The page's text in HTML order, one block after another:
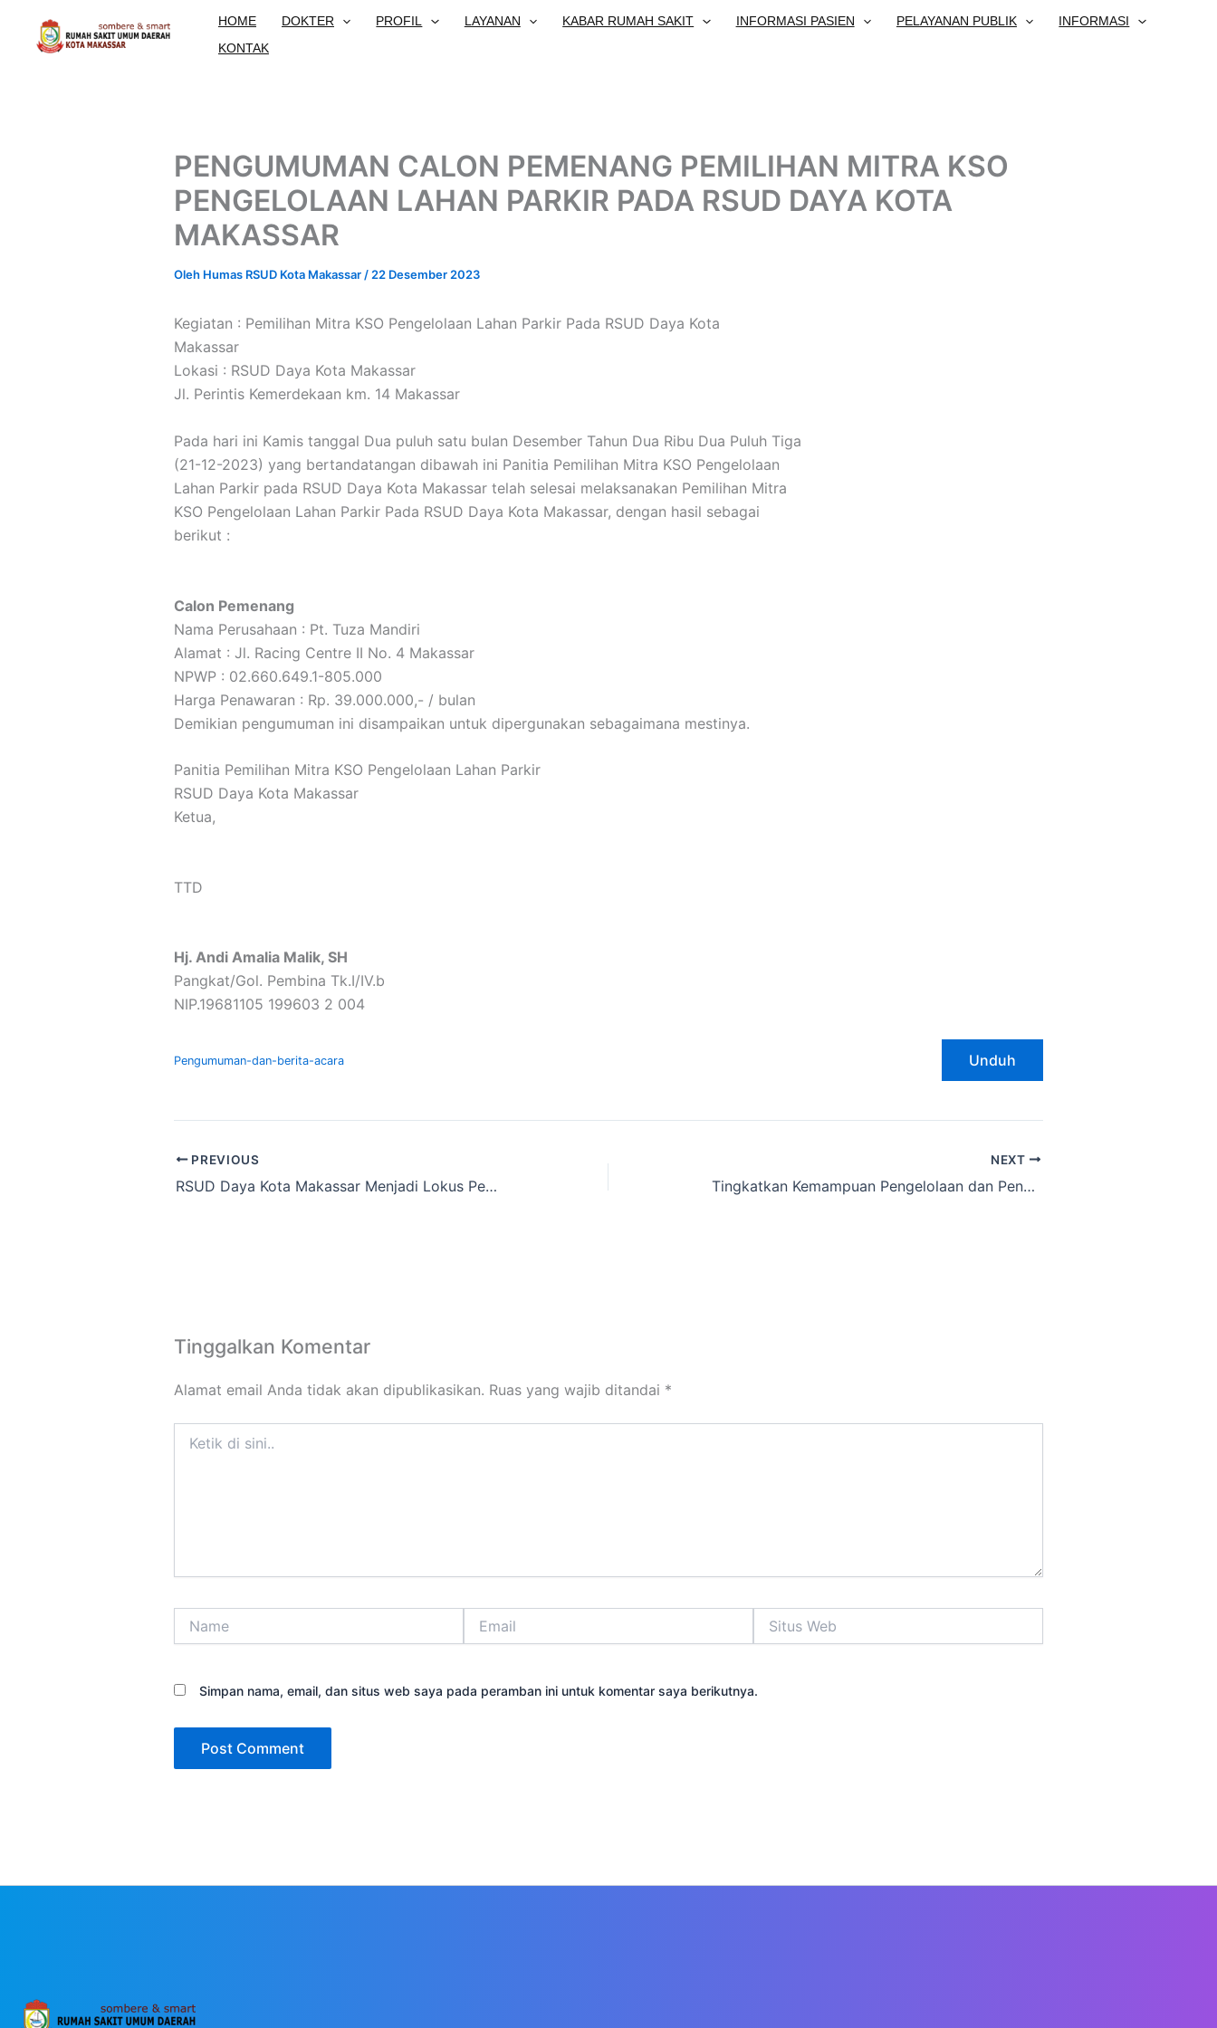
konten
HOME DOKTER PROFIL LAYANAN KABAR RUMAH SAKIT INFORMASI PASIEN PELAYANAN PUBLIK
INFORMASI
KONTAK
PENGUMUMAN CALON PEMENANG PEMILIHAN MITRA KSO
PENGELOLAAN LAHAN PARKIR PADA RSUD DAYA KOTA
MAKASSAR
Oleh Humas RSUD Kota Makassar/22 Desember 2023
Kegiatan : Pemilihan Mitra KSO Pengelolaan Lahan Parkir Pada RSUD Daya Kota
Makassar
Lokasi : RSUD Daya Kota Makassar
Jl. Perintis Kemerdekaan km. 14 Makassar
Pada hari ini Kamis tanggal Dua puluh satu bulan Desember Tahun Dua Ribu Dua Puluh Tiga
(21-12-2023) yang bertandatangan dibawah ini Panitia Pemilihan Mitra KSO Pengelolaan
Lahan Parkir pada RSUD Daya Kota Makassar telah selesai melaksanakan Pemilihan Mitra
KSO Pengelolaan Lahan Parkir Pada RSUD Daya Kota Makassar, dengan hasil sebagai
berikut :
Calon Pemenang
Nama Perusahaan : Pt. Tuza Mandiri
Alamat : Jl. Racing Centre II No. 4 Makassar
NPWP : 02.660.649.1-805.000
Harga Penawaran : Rp. 39.000.000,- / bulan
Demikian pengumuman ini disampaikan untuk dipergunakan sebagaimana mestinya.
Panitia Pemilihan Mitra KSO Pengelolaan Lahan Parkir
RSUD Daya Kota Makassar
Ketua,
TTD
Hj. Andi Amalia Malik, SH
Pangkat/Gol. Pembina Tk.I/IV.b
NIP.19681105 199603 2 004
Pengumuman-dan-berita-acara Unduh
PREVIOUS
RSUD Daya Kota Makassar Menjadi Lokus Pembelajaran Inovasi Daerah Pemerintah Kabupaten Mamuju,Sulawesi Barat
NEXT
Tingkatkan Kemampuan Pengelolaan dan Pengolahaan Limbah Rumah Sakit, Tim RSUD Daya Lakukan Studi Banding
Tinggalkan Komentar
Alamat email Anda tidak akan dipublikasikan. Ruas yang wajib ditandai *
Web
Simpan nama, email, dan situs web saya pada peramban ini untuk komentar saya berikutnya.